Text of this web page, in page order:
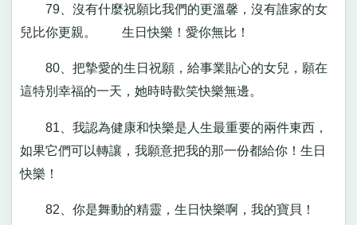
79、沒有什麼祝願比我們的更溫馨，沒有誰家的女
兒比你更親。 生日快樂！愛你無比！
80、把摯愛的生日祝願，給事業貼心的女兒，願在
這特別幸福的一天，她時時歡笑快樂無邊。
81、我認為健康和快樂是人生最重要的兩件東西，
如果它們可以轉讓，我願意把我的那一份都給你！生日
快樂！
82、你是舞動的精靈，生日快樂啊，我的寶貝！